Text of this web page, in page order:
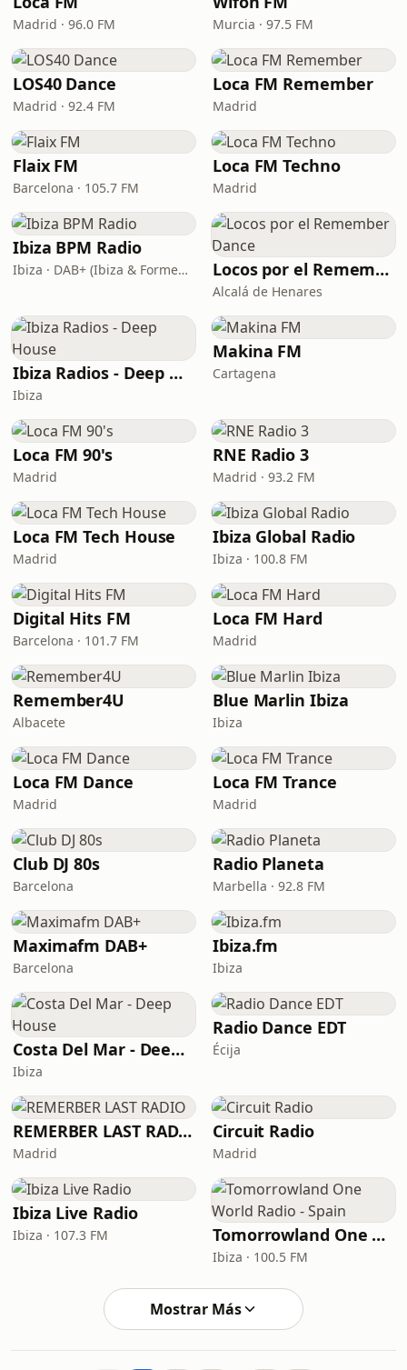
Madrid · 96.0 FM Murcia · 97.5 FM
LOS40 Dance
Madrid · 92.4 FM
Loca FM Remember
Madrid
Flaix FM
Barcelona · 105.7 FM
Loca FM Techno
Madrid
Ibiza BPM Radio
Ibiza · DAB+ (Ibiza & Formentera, Madrid, Barcelona) Locos por el Remember Dance
Alcalá de Henares
Ibiza Radios - Deep House
Ibiza
Makina FM
Cartagena
Loca FM 90's
Madrid
RNE Radio 3
Madrid · 93.2 FM
Loca FM Tech House
Madrid
Ibiza Global Radio
Ibiza · 100.8 FM
Digital Hits FM
Barcelona · 101.7 FM
Loca FM Hard
Madrid
Remember4U
Albacete
Blue Marlin Ibiza
Ibiza
Loca FM Dance
Madrid
Loca FM Trance
Madrid
Club DJ 80s
Barcelona
Radio Planeta
Marbella · 92.8 FM
Maximafm DAB+
Barcelona
Ibiza.fm
Ibiza
Costa Del Mar - Deep House
Ibiza
Radio Dance EDT
Écija
REMERBER LAST RADIO
Madrid
Circuit Radio
Madrid
Ibiza Live Radio
Ibiza · 107.3 FM Tomorrowland One World Radio - Spain
Ibiza · 100.5 FM
Mostrar Más